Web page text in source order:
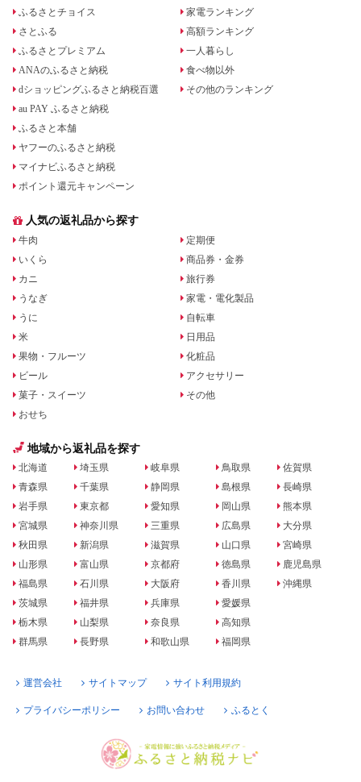
ふるさとチョイス
さとふる
ふるさとプレミアム
ANAのふるさと納税
dショッピングふるさと納税百選
au PAY ふるさと納税
ふるさと本舗
ヤフーのふるさと納税
マイナビふるさと納税
ポイント還元キャンペーン
家電ランキング
高額ランキング
一人暮らし
食べ物以外
その他のランキング
人気の返礼品から探す
牛肉
いくら
カニ
うなぎ
うに
米
果物・フルーツ
ビール
菓子・スイーツ
おせち
定期便
商品券・金券
旅行券
家電・電化製品
自転車
日用品
化粧品
アクセサリー
その他
地域から返礼品を探す
北海道
青森県
岩手県
宮城県
秋田県
山形県
福島県
茨城県
栃木県
群馬県
埼玉県
千葉県
東京都
神奈川県
新潟県
富山県
石川県
福井県
山梨県
長野県
岐阜県
静岡県
愛知県
三重県
滋賀県
京都府
大阪府
兵庫県
奈良県
和歌山県
鳥取県
島根県
岡山県
広島県
山口県
徳島県
香川県
愛媛県
高知県
福岡県
佐賀県
長崎県
熊本県
大分県
宮崎県
鹿児島県
沖縄県
運営会社 サイトマップ サイト利用規約
プライバシーポリシー お問い合わせ ふるとく